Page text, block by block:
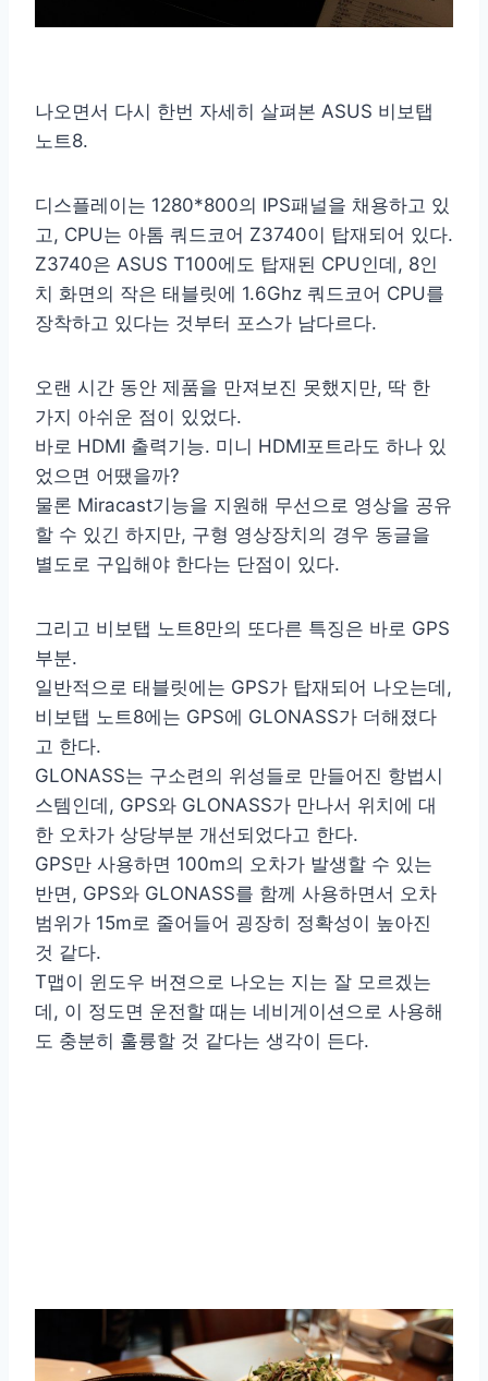
나오면서 다시 한번 자세히 살펴본 ASUS 비보탭
노트8.
디스플레이는 1280*800의 IPS패널을 채용하고 있
고, CPU는 아톰 쿼드코어 Z3740이 탑재되어 있다.
Z3740은 ASUS T100에도 탑재된 CPU인데, 8인
치 화면의 작은 태블릿에 1.6Ghz 쿼드코어 CPU를
장착하고 있다는 것부터 포스가 남다르다.
오랜 시간 동안 제품을 만져보진 못했지만, 딱 한
가지 아쉬운 점이 있었다.
바로 HDMI 출력기능. 미니 HDMI포트라도 하나 있
었으면 어땠을까?
물론 Miracast기능을 지원해 무선으로 영상을 공유
할 수 있긴 하지만, 구형 영상장치의 경우 동글을
별도로 구입해야 한다는 단점이 있다.
그리고 비보탭 노트8만의 또다른 특징은 바로 GPS
부분.
일반적으로 태블릿에는 GPS가 탑재되어 나오는데,
비보탭 노트8에는 GPS에 GLONASS가 더해졌다
고 한다.
GLONASS는 구소련의 위성들로 만들어진 항법시
스템인데, GPS와 GLONASS가 만나서 위치에 대
한 오차가 상당부분 개선되었다고 한다.
GPS만 사용하면 100m의 오차가 발생할 수 있는
반면, GPS와 GLONASS를 함께 사용하면서 오차
범위가 15m로 줄어들어 굉장히 정확성이 높아진
것 같다.
T맵이 윈도우 버젼으로 나오는 지는 잘 모르겠는
데, 이 정도면 운전할 때는 네비게이션으로 사용해
도 충분히 훌륭할 것 같다는 생각이 든다.